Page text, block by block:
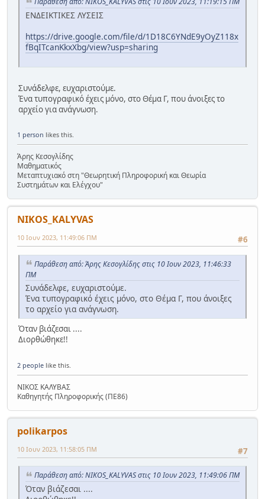
ΕΝΔΕΙΚΤΙΚΕΣ ΛΥΣΕΙΣ
https://drive.google.com/file/d/1D18C6YNdE9yOyZ118x
fBqITcanKkxXbg/view?usp=sharing
Συνάδελφε, ευχαριστούμε.
Ένα τυπογραφικό έχεις μόνο, στο Θέμα Γ, που άνοιξες το
αρχείο για ανάγνωση.
1 person likes this.
Άρης Κεσογλίδης
Μαθηματικός
Μεταπτυχιακό στη "Θεωρητική Πληροφορική και Θεωρία
Συστημάτων και Ελέγχου"
NIKOS_KALYVAS
#6
10 Ιουν 2023, 11:49:06 ΠΜ
Παράθεση από: Άρης Κεσογλίδης στις 10 Ιουν 2023, 11:46:33
ΠΜ
Συνάδελφε, ευχαριστούμε.
Ένα τυπογραφικό έχεις μόνο, στο Θέμα Γ, που άνοιξες
το αρχείο για ανάγνωση.
Όταν βιάζεσαι ....
Διορθώθηκε!!
2 people like this.
ΝΙΚΟΣ ΚΑΛΥΒΑΣ
Καθηγητής Πληροφορικής (ΠΕ86)
polikarpos
#7
10 Ιουν 2023, 11:58:05 ΠΜ
Παράθεση από: NIKOS_KALYVAS στις 10 Ιουν 2023, 11:49:06 ΠΜ
Όταν βιάζεσαι ....